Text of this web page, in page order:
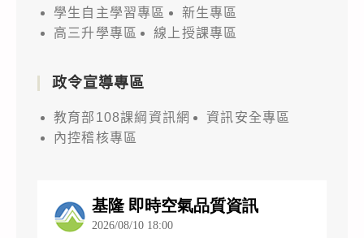
學生自主學習專區
新生專區
高三升學專區
線上授課專區
政令宣導專區
教育部108課綱資訊網
資訊安全專區
內控稽核專區